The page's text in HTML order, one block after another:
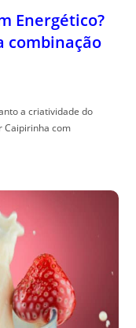
Energético?
combinação
a criatividade do
Caipirinha com